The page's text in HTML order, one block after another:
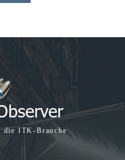
ITK-Branche